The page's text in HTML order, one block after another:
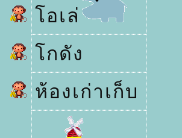
อเล่
กดัง
ห้องเก่าเก็บ